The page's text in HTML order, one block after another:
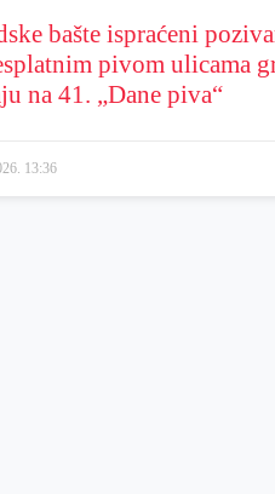
bašte ispraćeni
pivom ulicama
na 41. „Dane piva“
13:36